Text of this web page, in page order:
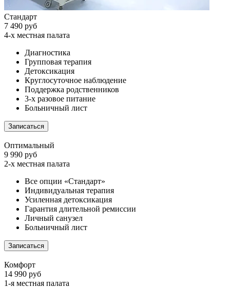
Стандарт
7 490 руб
4-х местная палата
Диагностика
Групповая терапия
Детоксикация
Круглосуточное наблюдение
Поддержка родственников
3-х разовое питание
Больничный лист
Записаться
Оптимальный
9 990 руб
2-х местная палата
Все опции «Стандарт»
Индивидуальная терапия
Усиленная детоксикация
Гарантия длительной ремиссии
Личный санузел
Больничный лист
Записаться
Комфорт
14 990 руб
1-я местная палата